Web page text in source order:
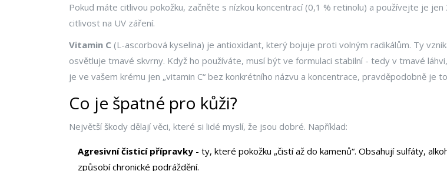
Pokud máte citlivou pokožku, začněte s nízkou koncentrací (0,1 % retinolu) a používejte je
citlivost na UV záření.
Vitamin C (L-ascorbová kyselina) je antioxidant, který bojuje proti volným radikálům. Ty
osvětluje tmavé skvrny. Když ho používáte, musí být ve formulaci stabilní - tedy v tmavé
je ve vašem krému jen „vitamin C“ bez konkrétního názvu a koncentrace, pravděpodobně je
Co je špatné pro kůži?
Největší škody dělají věci, které si lidé myslí, že jsou dobré. Například:
Agresivní čisticí přípravky - ty, které pokožku „čistí až do kamenů“. Obsahují sulfáty,
způsobí chronické podráždění.